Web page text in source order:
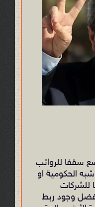
سقفا للرواتب
الحكومية او
للشركات
وجود ربط